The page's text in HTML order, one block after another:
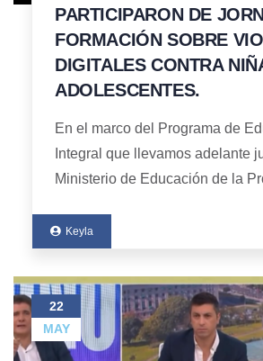
PARTICIPARON DE
FORMACIÓN SOBRE
DIGITALES CONTRA
ADOLESCENTES.
En el marco del Programa de
Integral que llevamos adelante
Ministerio de Educación de la
Keyla
22
MAY